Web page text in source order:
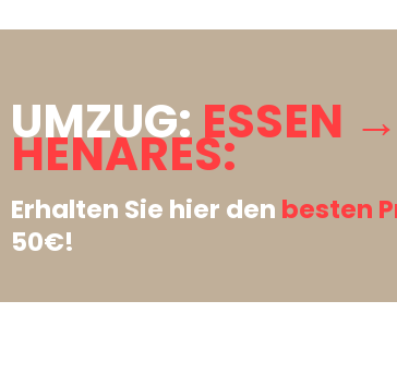
UMZUG:ESSEN
HENARES:
Erhalten Sie hier den besten
50€!